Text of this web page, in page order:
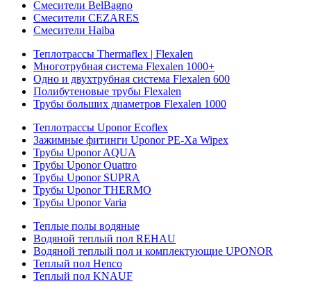
Смесители BelBagno
Смесители CEZARES
Смесители Haiba
Теплотрассы Thermaflex | Flexalen
Многотрубная система Flexalen 1000+
Одно и двухтрубная система Flexalen 600
Полибутеновые трубы Flexalen
Трубы больших диаметров Flexalen 1000
Теплотрассы Uponor Ecoflex
Зажимные фитинги Uponor PE-Xa Wipex
Трубы Uponor AQUA
Трубы Uponor Quattro
Трубы Uponor SUPRA
Трубы Uponor THERMO
Трубы Uponor Varia
Теплые полы водяные
Водяной теплый пол REHAU
Водяной теплый пол и комплектующие UPONOR
Теплый пол Henco
Теплый пол KNAUF